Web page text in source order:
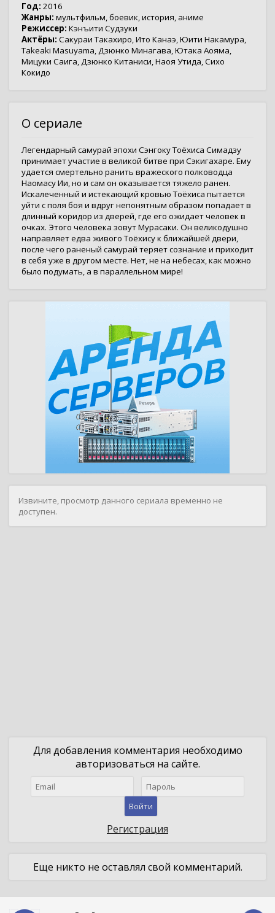
Год: 2016
Жанры: мультфильм,боевик,история, аниме
Режиссер: Кэнъити Судзуки
Актёры: Сакураи Такахиро,Ито Канаэ,Юити Накамура,
Takeaki Masuyama,Дзюнко Минагава,Ютака Аояма,
Мицуки Саига,Дзюнко Китаниси,Наоя Утида,Сихо
Кокидо
О сериале
Легендарный самурай эпохи Сэнгоку Тоёхиса Симадзу
принимает участие в великой битве при Сэкигахаре. Ему
удается смертельно ранить вражеского полководца
Наомасу Ии, но и сам он оказывается тяжело ранен.
Искалеченный и истекающий кровью Тоёхиса пытается
уйти с поля боя и вдруг непонятным образом попадает в
длинный коридор из дверей, где его ожидает человек в
очках. Этого человека зовут Мурасаки. Он великодушно
направляет едва живого Тоёхису к ближайшей двери,
после чего раненый самурай теряет сознание и приходит
в себя уже в другом месте. Нет, не на небесах, как можно
было подумать, а в параллельном мире!
Извините, просмотр данного сериала временно не
доступен.
Для добавления комментария необходимо
авторизоваться на сайте.
Войти
Регистрация
Еще никто не оставлял свой комментарий.